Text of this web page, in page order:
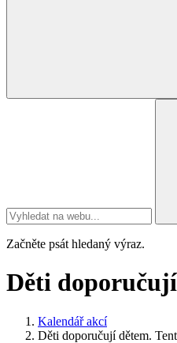
Začněte psát hledaný výraz.
Děti
Kalendář akcí
Děti doporučují dětem.